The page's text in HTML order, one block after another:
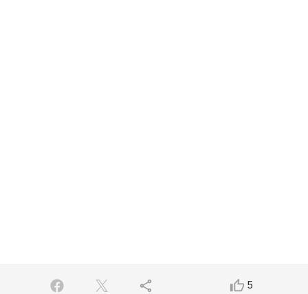
share thumb_up_alt 5